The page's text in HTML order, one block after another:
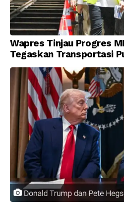
Wapres Tinjau Progres
Tegaskan Transportasi
Prioritas Nasional